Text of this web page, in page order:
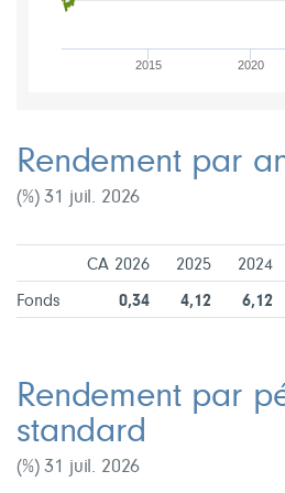
2015 2020
Rendement par
(%) 31 juil. 2026
CA 2026 2025 2024
Fonds 0,34 4,12 6,12
Rendement par
standard
(%) 31 juil. 2026